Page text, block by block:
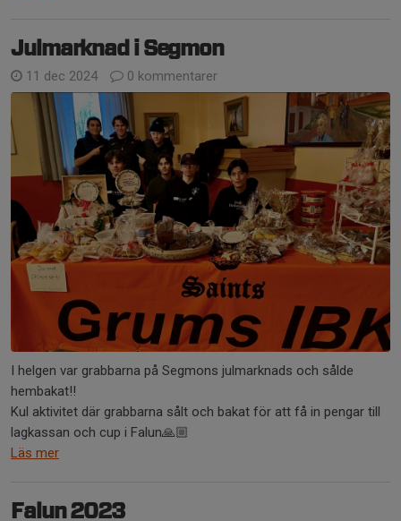
Julmarknad i Segmon
11 dec 2024 0 kommentarer
I helgen var grabbarna på Segmons julmarknads och sålde
hembakat!!
Kul aktivitet där grabbarna sålt och bakat för att få in pengar till
lagkassan och cup i Falun🙏🏼
Läs mer
Falun 2023